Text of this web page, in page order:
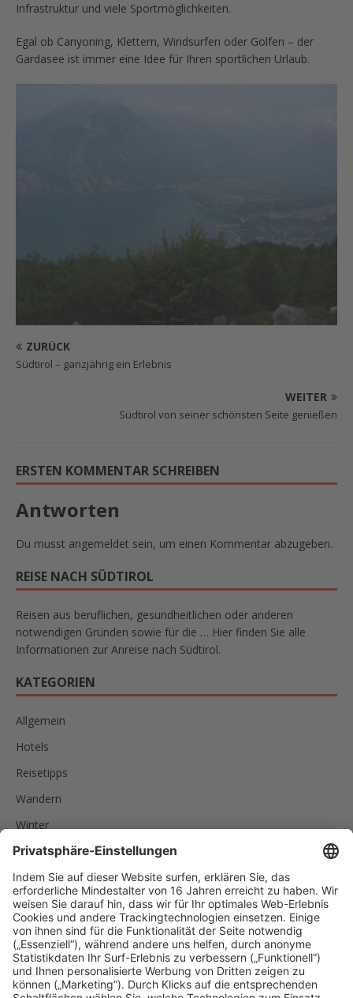
Infrastruktur und viele Sportmöglichkeiten.
Egal ob Canyoning, Klettern, Windsurfen oder Golfen – der
Gardasee ist immer eine Idee für Ihren sportlichen Urlaub.
ZURÜCK
Südtirol – ganzjährig ein Erlebnis
WEITER
Südtirol von seiner schönsten Seite genießen
ERSTEN KOMMENTAR SCHREIBEN
Antworten
Du musst angemeldet sein, um einen Kommentar abzugeben.
REISE NACH SÜDTIROL
Reisen aus beruflichen, gesundheitlichen oder anderen
notwendigen Gründen sowie für die … Hier finden Sie alle
Informationen zur Anreise nach Südtirol.
KATEGORIEN
Allgemein
Hotels
Reisetipps
Wandern
Winter
SCHLAGWÖRTER
AKTIVURLAUB FAMILIEN FEINSCHMECKER ITALIEN
RADREISEN RADTOUREN RAD UND SCHIFF
SPORTLER SÜDTIROL URLAUB IN SÜDTIROL